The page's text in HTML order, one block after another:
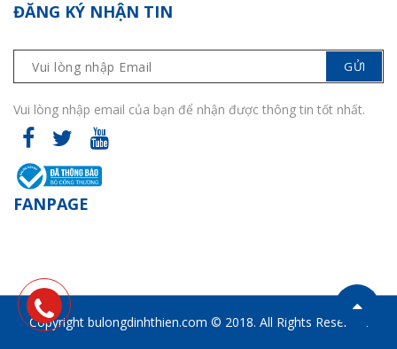
ĐĂNG KÝ NHẬN TIN
Vui lòng nhập email của bạn để nhận được thông tin tốt nhất.
FANPAGE
Copyright bulongdinhthien.com © 2018. All Rights Reserved